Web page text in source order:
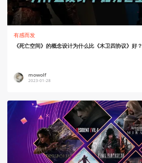
有感而发
《死亡空间》的概念设计为什么比《木卫四协议》好？
mowolf
2023-01-28